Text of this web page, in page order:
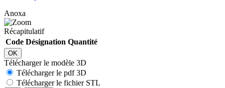
Anoxa
Récapitulatif
Code Désignation Quantité
OK
Télécharger le modèle 3D
Télécharger le pdf 3D
Télécharger le fichier STL